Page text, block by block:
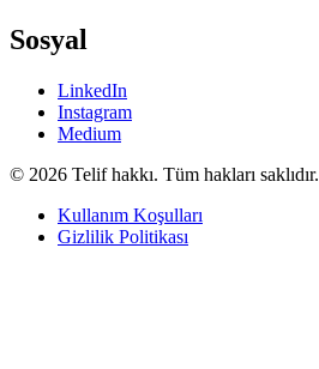
Sosyal
LinkedIn
Instagram
Medium
© 2026 Telif hakkı. Tüm hakları saklıdır.
Kullanım Koşulları
Gizlilik Politikası